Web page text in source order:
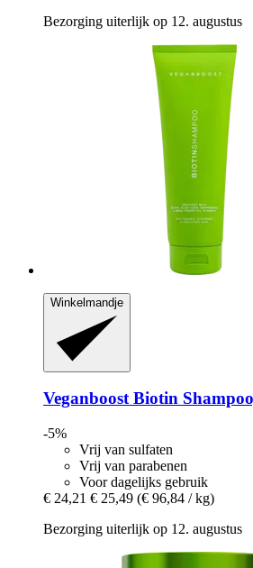
Bezorging uiterlijk op 12. augustus
Winkelmandje
VeganboostBiotin
-5%
Vrij van sulfaten
Vrij van parabenen
Voor dagelijks gebruik
€ 24,21 € 25,49 (€ 96,84 / kg)
Bezorging uiterlijk op 12. augustus